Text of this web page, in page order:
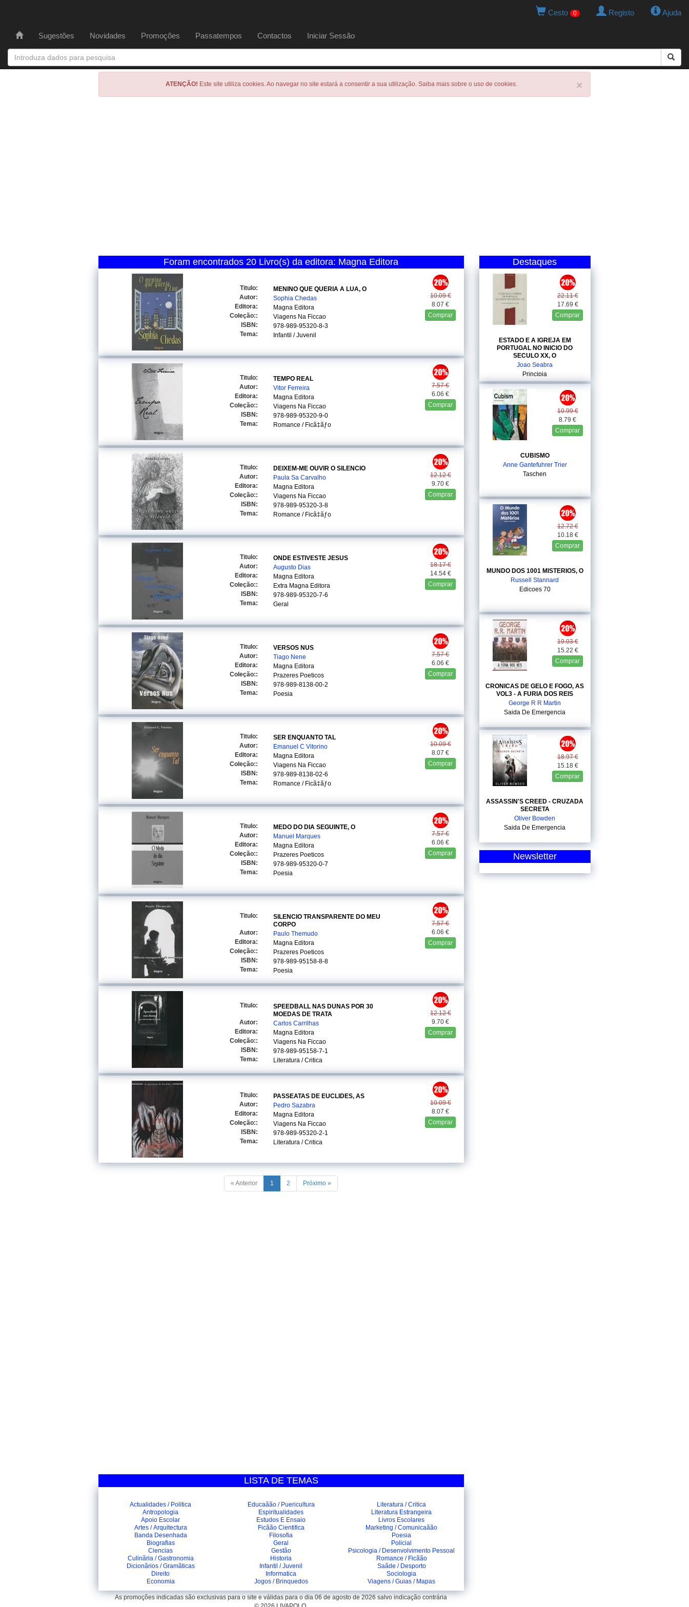
Cesto 0 Registo Ajuda
Sugestões Novidades Promoções Passatempos Contactos Iniciar Sessão
×
ATENÇÃO! Este site utiliza cookies. Ao navegar no site estará a consentir a sua utilização. Saiba mais sobre o uso de cookies.
Foram encontrados 20 Livro(s) da editora: Magna Editora
10.09 €
8.07 €
Comprar
Titulo:
MENINO QUE QUERIA A LUA, O
Autor:
Sophia Chedas
Editora:
Magna Editora
Coleção::
Viagens Na Ficcao
ISBN:
978-989-95320-8-3
Tema:
Infantil / Juvenil
7.57 €
6.06 €
Comprar
Titulo:
TEMPO REAL
Autor:
Vitor Ferreira
Editora:
Magna Editora
Coleção::
Viagens Na Ficcao
ISBN:
978-989-95320-9-0
Tema:
Romance / Ficã‡ãƒo
12.12 €
9.70 €
Comprar
Titulo:
DEIXEM-ME OUVIR O SILENCIO
Autor:
Paula Sa Carvalho
Editora:
Magna Editora
Coleção::
Viagens Na Ficcao
ISBN:
978-989-95320-3-8
Tema:
Romance / Ficã‡ãƒo
18.17 €
14.54 €
Comprar
Titulo:
ONDE ESTIVESTE JESUS
Autor:
Augusto Dias
Editora:
Magna Editora
Coleção::
Extra Magna Editora
ISBN:
978-989-95320-7-6
Tema:
Geral
7.57 €
6.06 €
Comprar
Titulo:
VERSOS NUS
Autor:
Tiago Nene
Editora:
Magna Editora
Coleção::
Prazeres Poeticos
ISBN:
978-989-8138-00-2
Tema:
Poesia
10.09 €
8.07 €
Comprar
Titulo:
SER ENQUANTO TAL
Autor:
Emanuel C Vitorino
Editora:
Magna Editora
Coleção::
Viagens Na Ficcao
ISBN:
978-989-8138-02-6
Tema:
Romance / Ficã‡ãƒo
7.57 €
6.06 €
Comprar
Titulo:
MEDO DO DIA SEGUINTE, O
Autor:
Manuel Marques
Editora:
Magna Editora
Coleção::
Prazeres Poeticos
ISBN:
978-989-95320-0-7
Tema:
Poesia
7.57 €
6.06 €
Comprar
Titulo:
SILENCIO TRANSPARENTE DO MEU
CORPO
Autor:
Paulo Themudo
Editora:
Magna Editora
Coleção::
Prazeres Poeticos
ISBN:
978-989-95158-8-8
Tema:
Poesia
12.12 €
9.70 €
Comprar
Titulo:
SPEEDBALL NAS DUNAS POR 30
MOEDAS DE TRATA
Autor:
Carlos Carrilhas
Editora:
Magna Editora
Coleção::
Viagens Na Ficcao
ISBN:
978-989-95158-7-1
Tema:
Literatura / Critica
10.09 €
8.07 €
Comprar
Titulo:
PASSEATAS DE EUCLIDES, AS
Autor:
Pedro Sazabra
Editora:
Magna Editora
Coleção::
Viagens Na Ficcao
ISBN:
978-989-95320-2-1
Tema:
Literatura / Critica
« Anterior 1 2 Próximo »
LISTA DE TEMAS
Actualidades / Politica
Antropologia
Apoio Escolar
Artes / Arquitectura
Banda Desenhada
Biografias
Ciencias
Culinãria / Gastronomia
Dicionãrios / Gramãticas
Direito
Economia
Educaãão / Puericultura
Espiritualidades
Estudos E Ensaio
Ficãão Cientifica
Filosofia
Geral
Gestão
Historia
Infantil / Juvenil
Informatica
Jogos / Brinquedos
Literatura / Critica
Literatura Estrangeira
Livros Escolares
Marketing / Comunicaãão
Poesia
Policial
Psicologia / Desenvolvimento Pessoal
Romance / Ficãão
Saãde / Desporto
Sociologia
Viagens / Guias / Mapas
Destaques
22.11 €
17.69 €
Comprar
ESTADO E A IGREJA EM
PORTUGAL NO INICIO DO
SECULO XX, O
Joao Seabra
Principia
10.99 €
8.79 €
Comprar
CUBISMO
Anne Gantefuhrer Trier
Taschen
12.72 €
10.18 €
Comprar
MUNDO DOS 1001 MISTERIOS, O
Russell Stannard
Edicoes 70
19.03 €
15.22 €
Comprar
CRONICAS DE GELO E FOGO, AS
VOL3 - A FURIA DOS REIS
George R R Martin
Saida De Emergencia
18.97 €
15.18 €
Comprar
ASSASSIN'S CREED - CRUZADA
SECRETA
Oliver Bowden
Saida De Emergencia
Newsletter
As promoções indicadas são exclusivas para o site e válidas para o dia 06 de agosto de 2026 salvo indicação contrária